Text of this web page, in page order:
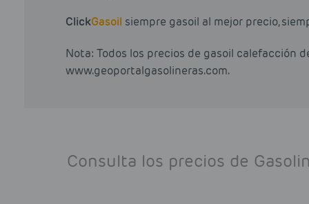
ClickGasoil siempre gasoil al mejor precio,
Nota: Todos los precios de gasoil calefacción
www.geoportalgasolineras.com.
Consulta los precios de